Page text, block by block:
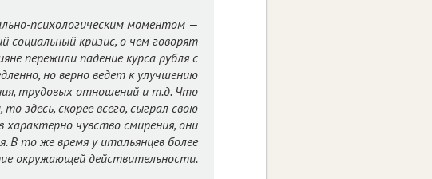
психологическим моментом —
социальный кризис, о чем говорят
пережили падение курса рубля с
но верно ведет к улучшению
трудовых отношений и т.д. Что
здесь, скорее всего, сыграл свою
чувство смирения, они
В то же время у итальянцев более
окружающей действительности.